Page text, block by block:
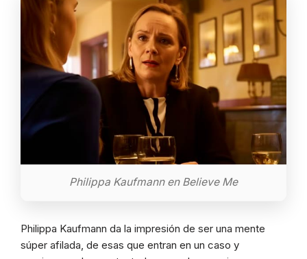
Philippa Kaufmann en Believe Me
Philippa Kaufmann da la impresión de ser una mente
súper afilada, de esas que entran en un caso y